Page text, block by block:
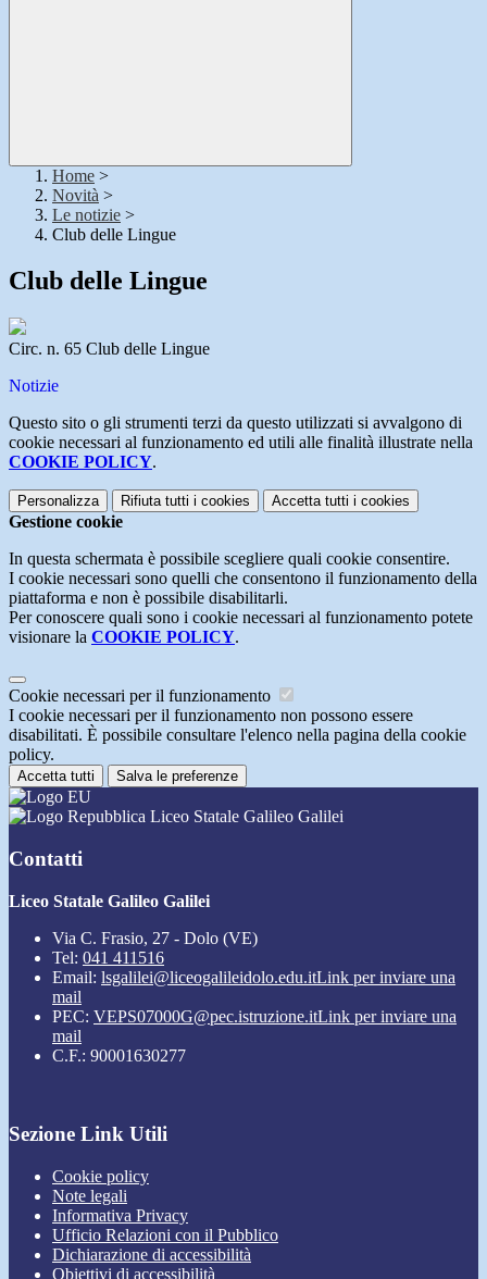
Home >
Novità >
Le notizie >
Club delle Lingue
Club delle Lingue
Circ. n. 65 Club delle Lingue
Notizie
Questo sito o gli strumenti terzi da questo utilizzati si avvalgono di
cookie necessari al funzionamento ed utili alle finalità illustrate nella
COOKIE POLICY.
Personalizza Rifiuta tutti i cookies Accetta tutti i cookies
Gestione cookie
In questa schermata è possibile scegliere quali cookie consentire.
I cookie necessari sono quelli che consentono il funzionamento della
piattaforma e non è possibile disabilitarli.
Per conoscere quali sono i cookie necessari al funzionamento potete
visionare la COOKIE POLICY.
Cookie necessari per il funzionamento
I cookie necessari per il funzionamento non possono essere
disabilitati. È possibile consultare l'elenco nella pagina della cookie
policy.
Accetta tutti Salva le preferenze
Liceo Statale Galileo Galilei
Contatti
Liceo Statale Galileo Galilei
Via C. Frasio, 27 - Dolo (VE)
Tel: 041 411516
Email: lsgalilei@liceogalileidolo.edu.itLink per inviare una
mail
PEC: VEPS07000G@pec.istruzione.itLink per inviare una
mail
C.F.: 90001630277
Sezione Link Utili
Cookie policy
Note legali
Informativa Privacy
Ufficio Relazioni con il Pubblico
Dichiarazione di accessibilità
Obiettivi di accessibilità